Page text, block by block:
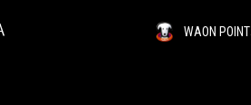
WAON